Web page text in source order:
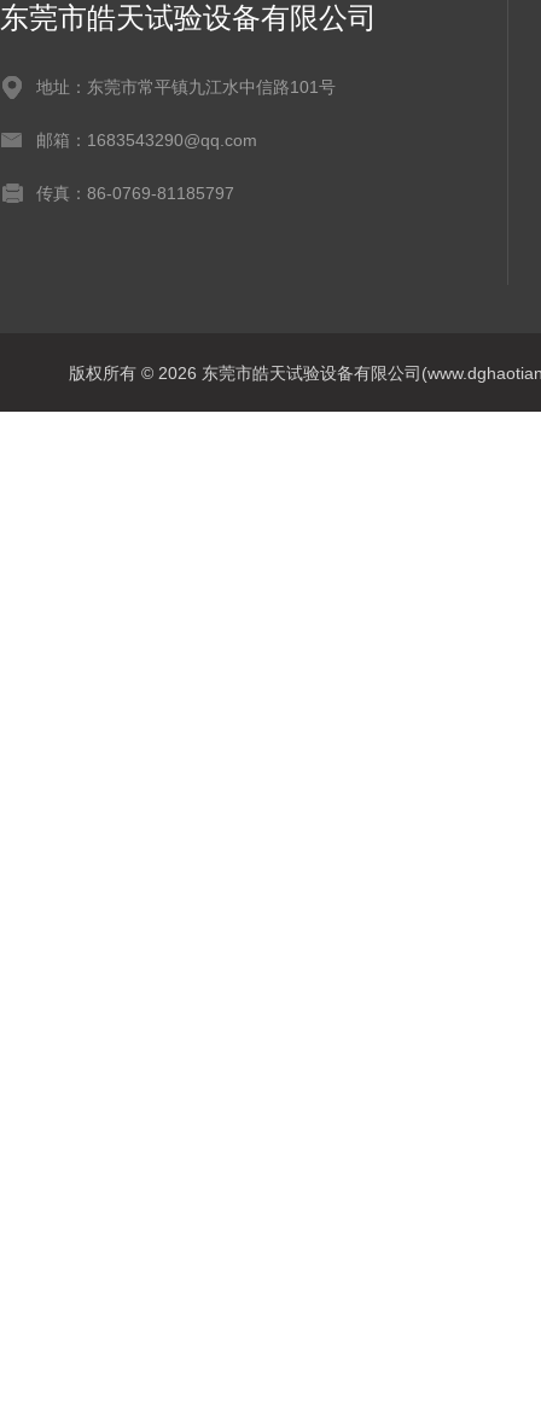
东莞市皓天试验设备有限公司
地址：东莞市常平镇九江水中信路101号
邮箱：1683543290@qq.com
传真：86-0769-81185797
版权所有 © 2026 东莞市皓天试验设备有限公司